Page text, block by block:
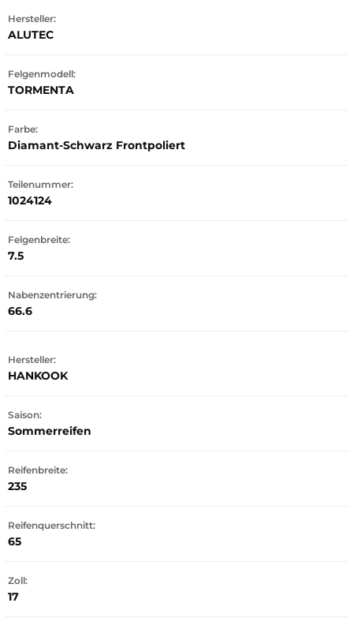
Hersteller:
ALUTEC
Felgenmodell:
TORMENTA
Farbe:
Diamant-Schwarz Frontpoliert
Teilenummer:
1024124
Felgenbreite:
7.5
Nabenzentrierung:
66.6
Hersteller:
HANKOOK
Saison:
Sommerreifen
Reifenbreite:
235
Reifenquerschnitt:
65
Zoll:
17